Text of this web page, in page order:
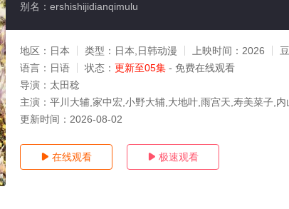
别名：ershishijidianqimulu
地区： 日本 类型： 日本,日韩动漫 上映时间： 2026
语言： 日语 状态： 更新至05集 - 免费在线观看
导演： 太田稔
主演： 平川大辅,家中宏,小野大辅,大地叶,雨宫天,寿美菜子,
更新时间： 2026-08-02
 在线观看  极速观看